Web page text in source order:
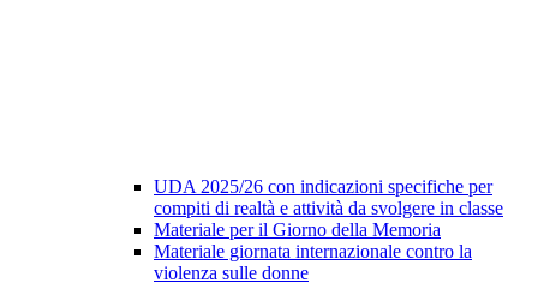
UDA 2025/26 con indicazioni specifiche per
compiti di realtà e attività da svolgere in classe
Materiale per il Giorno della Memoria
Materiale giornata internazionale contro la
violenza sulle donne